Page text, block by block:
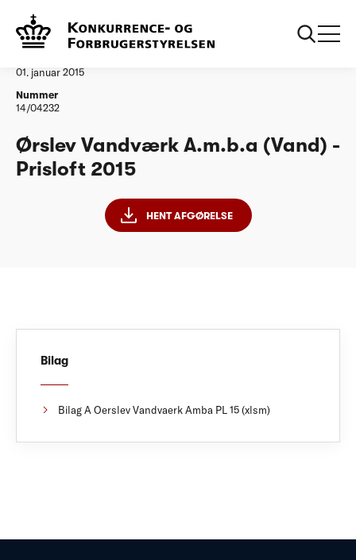
Vandtilsyn
01. januar 2015
Nummer
14/04232
Ørslev Vandværk A.m.b.a (Vand) -
Prisloft 2015
HENT AFGØRELSE
Bilag
Bilag A Oerslev Vandvaerk Amba PL 15 (xlsm)